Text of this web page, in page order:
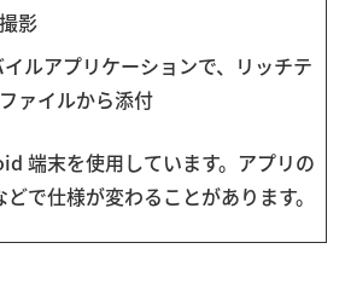
影
ルアプリケーションで、リッチテ
ァイルから添付
端末を使用しています。アプリの
で仕様が変わることがあります。